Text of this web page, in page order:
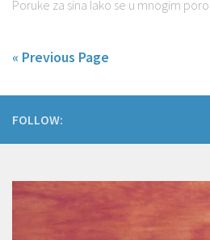
Poruke za sina Iako se u mnogim
« Previous Page
FOLLOW: